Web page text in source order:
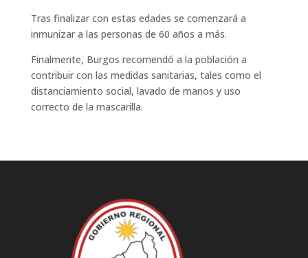
Tras finalizar con estas edades se comenzará a
inmunizar a las personas de 60 años a más.
Finalmente, Burgos recomendó a la población a
contribuir con las medidas sanitarias, tales como el
distanciamiento social, lavado de manos y uso
correcto de la mascarilla.